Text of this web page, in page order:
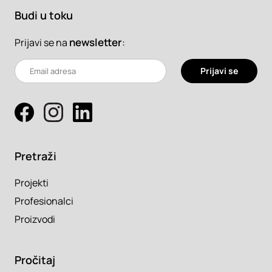
Budi u toku
Prijavi se na newsletter:
Prijavi se
Pretraži
Projekti
Profesionalci
Proizvodi
Pročitaj